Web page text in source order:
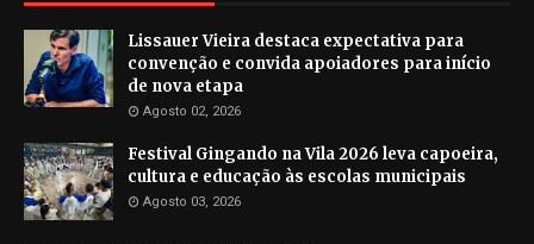
Lissauer Vieira destaca expectativa para
convenção e convida apoiadores para início
de nova etapa
Agosto 02, 2026
Festival Gingando na Vila 2026 leva capoeira,
cultura e educação às escolas municipais
Agosto 03, 2026